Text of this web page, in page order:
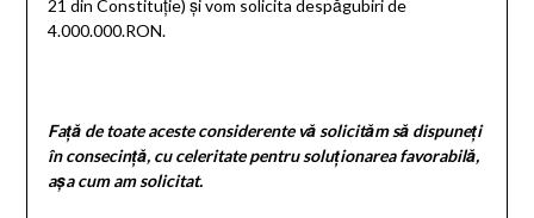
21 din Constituție) și vom solicita despăgubiri de
4.000.000.RON.
Față de toate aceste considerente vă solicităm să dispuneți
în consecință, cu celeritate pentru soluționarea favorabilă,
așa cum am solicitat.